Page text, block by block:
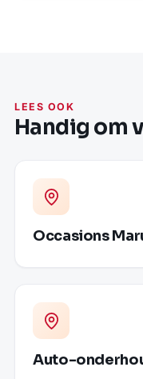
LEES OOK
Handig om
Occasions
Auto-